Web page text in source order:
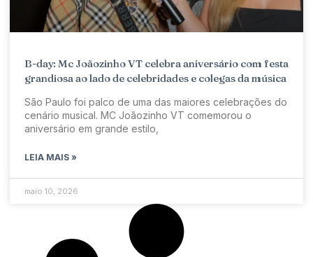
B-day: Mc Joãozinho VT celebra aniversário com festa
grandiosa ao lado de celebridades e colegas da música
São Paulo foi palco de uma das maiores celebrações do
cenário musical. MC Joãozinho VT comemorou o
aniversário em grande estilo,
LEIA MAIS »
maio 10, 2026